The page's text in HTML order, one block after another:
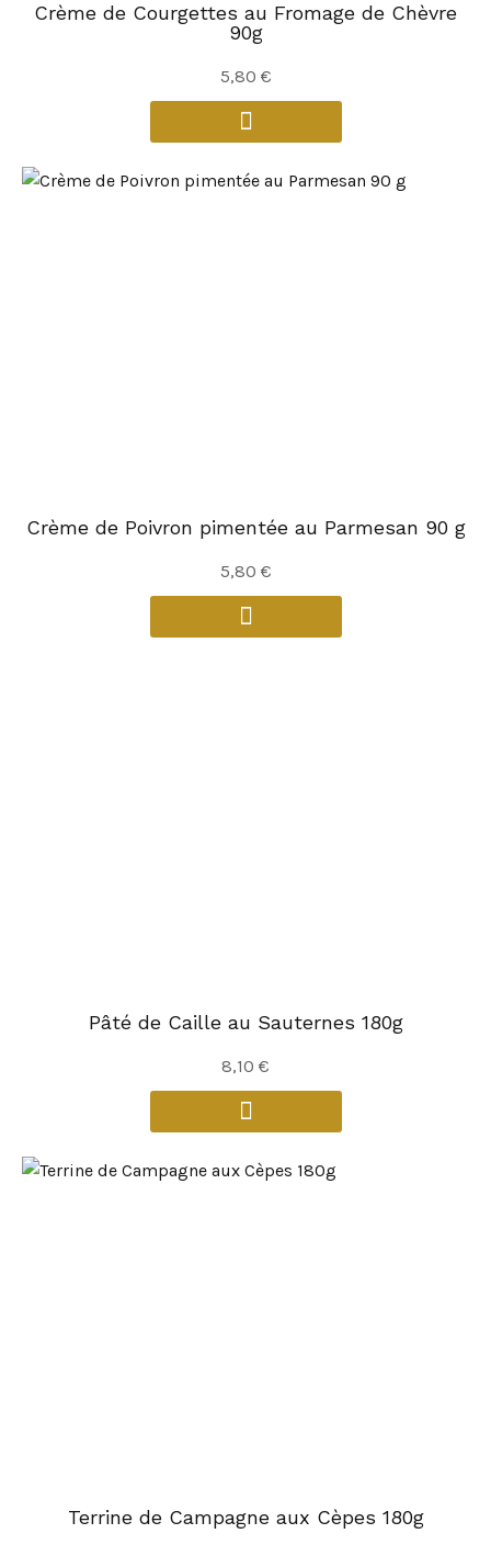
Crème de Courgettes au Fromage de Chèvre
90g
5,80 €
Crème de Poivron pimentée au Parmesan 90 g
5,80 €
Pâté de Caille au Sauternes 180g
8,10 €
Terrine de Campagne aux Cèpes 180g